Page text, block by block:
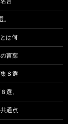
は何
言葉
８選
選。
通点